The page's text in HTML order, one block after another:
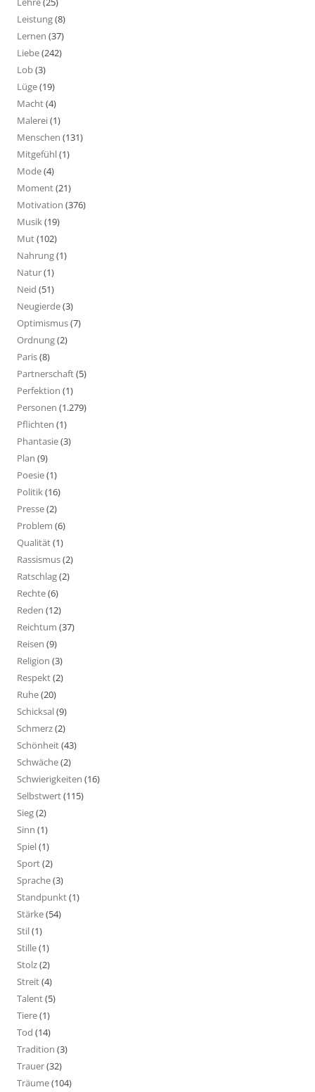
Leistung(8)
Lernen (37)
Liebe(242)
Lob(3)
Lüge(19)
Macht(4)
Malerei(1)
Menschen (131)
Mitgefühl(1)
Mode(4)
Moment(21)
Motivation (376)
Musik(19)
Mut(102)
Nahrung(1)
Natur(1)
Neid (51)
Neugierde(3)
Optimismus(7)
Ordnung(2)
Paris(8)
Partnerschaft(5)
Perfektion (1)
Personen (1.279)
Pflichten (1)
Phantasie(3)
Plan (9)
Poesie(1)
Politik(16)
Presse(2)
Problem (6)
Qualität(1)
Rassismus(2)
Ratschlag(2)
Rechte(6)
Reden (12)
Reichtum (37)
Reisen (9)
Religion (3)
Respekt(2)
Ruhe(20)
Schicksal(9)
Schmerz(2)
Schönheit(43)
Schwäche(2)
Schwierigkeiten (16)
Selbstwert(115)
Sieg(2)
Sinn (1)
Spiel(1)
Sport(2)
Sprache(3)
Standpunkt(1)
Stärke(54)
Stil(1)
Stille(1)
Stolz(2)
Streit(4)
Talent(5)
Tiere(1)
Tod (14)
Tradition (3)
Trauer(32)
Träume(104)